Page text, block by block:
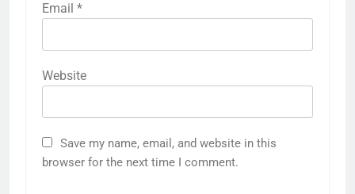
Email *
Website
Save my name, email, and website in this
browser for the next time I comment.